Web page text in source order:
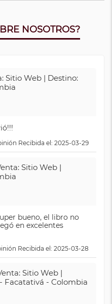
NOSOTROS?
Sitio Web | Destino:
Recibida el: 2025-03-29
Sitio Web |
bueno, el libro no
en excelentes
Recibida el: 2025-03-28
Sitio Web |
Facatativá - Colombia